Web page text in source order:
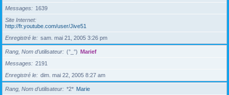
Messages
1639
Site Internet
http://fr.youtube.com/user/Jive51
Enregistré le
sam. mai 21, 2005 3:26 pm
Rang, Nom d’utilisateur (°_°) Marief
Messages
2191
Enregistré le
dim. mai 22, 2005 8:27 am
Rang, Nom d’utilisateur *2* Marie